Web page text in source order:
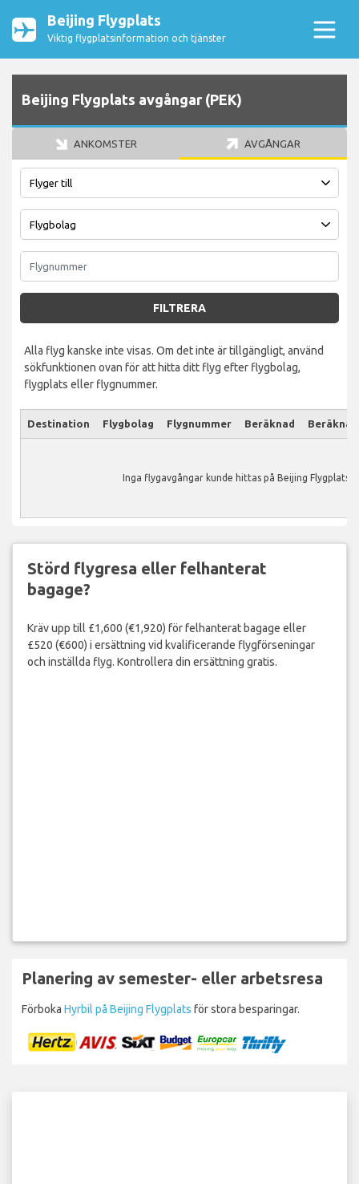
Beijing Flygplats
Viktig flygplatsinformation och tjänster
Beijing Flygplats avgångar (PEK)
ANKOMSTER AVGÅNGAR
FILTRERA
Alla flyg kanske inte visas. Om det inte är tillgängligt, använd
sökfunktionen ovan för att hitta ditt flyg efter flygbolag,
flygplats eller flygnummer.
Destination Flygbolag Flygnummer Beräknad
Inga flygavgångar kunde hittas på Beijing Flygplats.
Störd flygresa eller felhanterat
bagage?
Kräv upp till £1,600 (€1,920) för felhanterat bagage eller
£520 (€600) i ersättning vid kvalificerande flygförseningar
och inställda flyg. Kontrollera din ersättning gratis.
Planering av semester- eller arbetsresa
Förboka Hyrbil på Beijing Flygplats för stora besparingar.